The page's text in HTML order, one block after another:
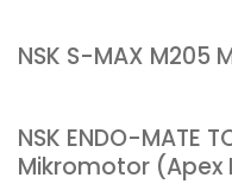
NSK S-MAX M205
NSK ENDO-MATE
Mikromotor